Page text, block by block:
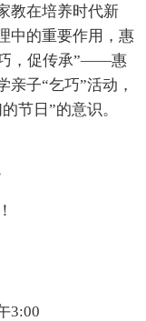
教在培养时代新
中的重要作用，惠
巧，促传承”——惠
子“乞巧”活动，
节日”的意识。
3:00